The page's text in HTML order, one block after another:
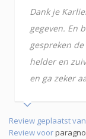
Dank je
gegeven. En
gespreken
helder en
en ga zeker
Review geplaatst
Review voor